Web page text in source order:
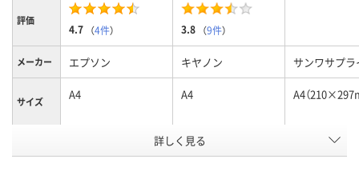
評価
4.7 （4件） 3.8 （9件）
メーカー エプソン キヤノン サンワサプラ
サイズ A4 A4 A4（
印画紙タイプ
詳しく見る